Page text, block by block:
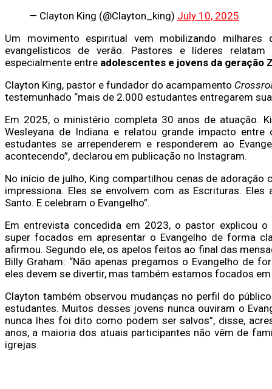
— Clayton King (@Clayton_king) July 10, 2025
Um movimento espiritual vem mobilizando
evangelísticos de verão. Pastores e líderes
especialmente entre adolescentes e jovens da geração
Clayton King, pastor e fundador do acampamento
testemunhado “mais de 2.000 estudantes entregarem
Em 2025, o ministério completa 30 anos de atuação.
Wesleyana de Indiana e relatou grande impacto
estudantes se arrependerem e responderem ao
acontecendo”, declarou em publicação no Instagram.
No início de julho, King compartilhou cenas de
impressiona. Eles se envolvem com as Escrituras.
Santo. E celebram o Evangelho”.
Em entrevista concedida em 2023, o pastor explicou
super focados em apresentar o Evangelho de forma
afirmou. Segundo ele, os apelos feitos ao final das
Billy Graham: “Não apenas pregamos o Evangelho de
eles devem se divertir, mas também estamos focados
Clayton também observou mudanças no perfil do
estudantes. Muitos desses jovens nunca ouviram o
nunca lhes foi dito como podem ser salvos”, disse,
anos, a maioria dos atuais participantes não vêm de
igrejas.